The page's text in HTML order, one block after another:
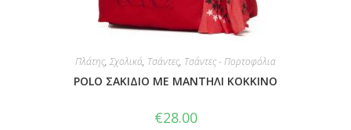
Πλάτης, Σχολικά, Τσάντες, Τσάντες - Πορτοφόλια
POLO ΣΑΚΙΔΙΟ ΜΕ ΜΑΝΤΗΛΙ ΚΟΚΚΙΝΟ
€28.00